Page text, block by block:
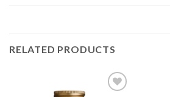
RELATED PRODUCTS